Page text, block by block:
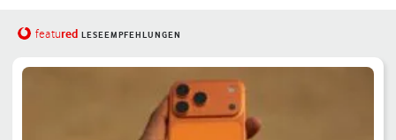
featured LESEEMPFEHLUNGEN